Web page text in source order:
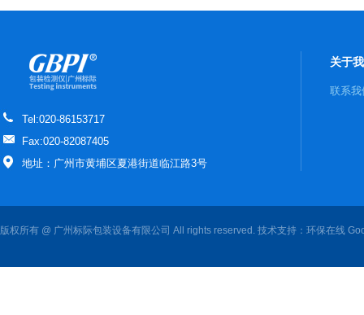
Tel:020-86153717
Fax:020-82087405
地址：广州市黄埔区夏港街道临江路3号
关于
联系我
版权所有 @ 广州标际包装设备有限公司 All rights reserved. 技术支持： 环保在线